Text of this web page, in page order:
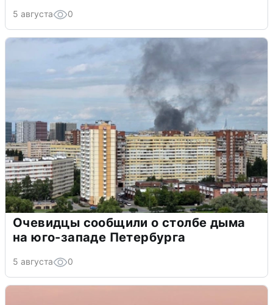
5 августа 0
Очевидцы сообщили о столбе дыма
на юго-западе Петербурга
5 августа 0